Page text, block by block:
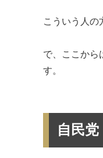
こういう人の
で、ここから
す。
自民